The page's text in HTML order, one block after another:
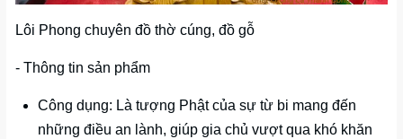
Lôi Phong chuyên đồ thờ cúng, đồ gỗ
- Thông tin sản phẩm
Công dụng: Là tượng Phật của sự từ bi mang đến
những điều an lành, giúp gia chủ vượt qua khó khăn